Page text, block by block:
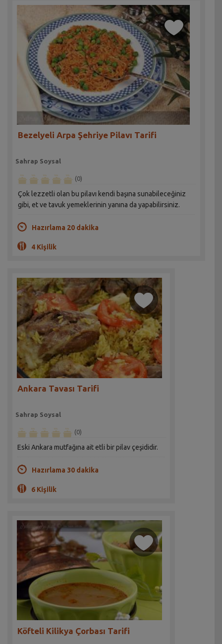
Bezelyeli Arpa Şehriye Pilavı Tarifi
Sahrap Soysal
(0)
Çok lezzetli olan bu pilavı kendi başına sunabileceğiniz
gibi, et ve tavuk yemeklerinin yanına da yapabilirsiniz.
Hazırlama 20 dakika
4 Kişilik
Ankara Tavası Tarifi
Sahrap Soysal
(0)
Eski Ankara mutfağına ait etli bir pilav çeşididir.
Hazırlama 30 dakika
6 Kişilik
Köfteli Kilikya Çorbası Tarifi